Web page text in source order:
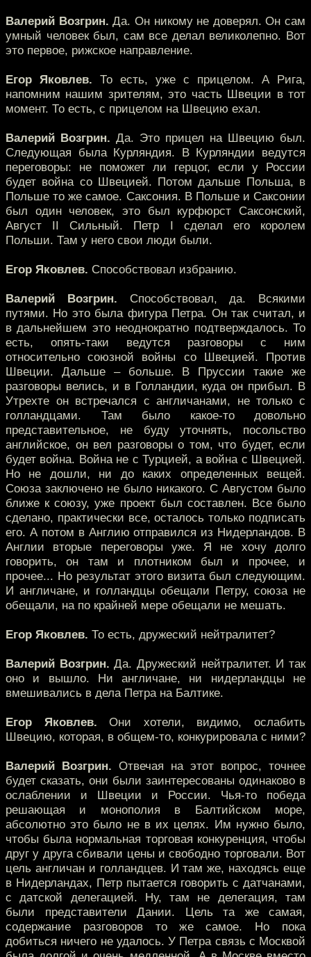
Валерий Возгрин. Да. Он никому не доверял. Он сам
умный человек был, сам все делал великолепно. Вот
это первое, рижское направление.
Егор Яковлев. То есть, уже с прицелом. А Рига,
напомним нашим зрителям, это часть Швеции в тот
момент. То есть, с прицелом на Швецию ехал.
Валерий Возгрин. Да. Это прицел на Швецию был.
Следующая была Курляндия. В Курляндии ведутся
переговоры: не поможет ли герцог, если у России
будет война со Швецией. Потом дальше Польша, в
Польше то же самое. Саксония. В Польше и Саксонии
был один человек, это был курфюрст Саксонский,
Август II Сильный. Петр I сделал его королем
Польши. Там у него свои люди были.
Егор Яковлев. Способствовал избранию.
Валерий Возгрин. Способствовал, да. Всякими
путями. Но это была фигура Петра. Он так считал, и
в дальнейшем это неоднократно подтверждалось. То
есть, опять-таки ведутся разговоры с ним
относительно союзной войны со Швецией. Против
Швеции. Дальше – больше. В Пруссии такие же
разговоры велись, и в Голландии, куда он прибыл. В
Утрехте он встречался с англичанами, не только с
голландцами. Там было какое-то довольно
представительное, не буду уточнять, посольство
английское, он вел разговоры о том, что будет, если
будет война. Война не с Турцией, а война с Швецией.
Но не дошли, ни до каких определенных вещей.
Союза заключено не было никакого. С Августом было
ближе к союзу, уже проект был составлен. Все было
сделано, практически все, осталось только подписать
его. А потом в Англию отправился из Нидерландов. В
Англии вторые переговоры уже. Я не хочу долго
говорить, он там и плотником был и прочее, и
прочее... Но результат этого визита был следующим.
И англичане, и голландцы обещали Петру, союза не
обещали, на по крайней мере обещали не мешать.
Егор Яковлев. То есть, дружеский нейтралитет?
Валерий Возгрин. Да. Дружеский нейтралитет. И так
оно и вышло. Ни англичане, ни нидерландцы не
вмешивались в дела Петра на Балтике.
Егор Яковлев. Они хотели, видимо, ослабить
Швецию, которая, в общем-то, конкурировала с ними?
Валерий Возгрин. Отвечая на этот вопрос, точнее
будет сказать, они были заинтересованы одинаково в
ослаблении и Швеции и России. Чья-то победа
решающая и монополия в Балтийском море,
абсолютно это было не в их целях. Им нужно было,
чтобы была нормальная торговая конкуренция, чтобы
друг у друга сбивали цены и свободно торговали. Вот
цель англичан и голландцев. И там же, находясь еще
в Нидерландах, Петр пытается говорить с датчанами,
с датской делегацией. Ну, там не делегация, там
были представители Дании. Цель та же самая,
содержание разговоров то же самое. Но пока
добиться ничего не удалось. У Петра связь с Москвой